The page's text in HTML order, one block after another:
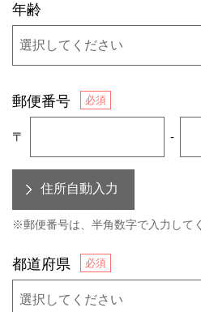
年齢
郵便番号
〒 -
※郵便番号は、半角数字で入力して
都道府県